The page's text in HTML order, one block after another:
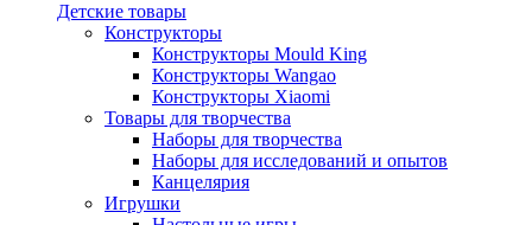
Детские товары
Конструкторы
Конструкторы Mould King
Конструкторы Wangao
Конструкторы Xiaomi
Товары для творчества
Наборы для творчества
Наборы для исследований и опытов
Канцелярия
Игрушки